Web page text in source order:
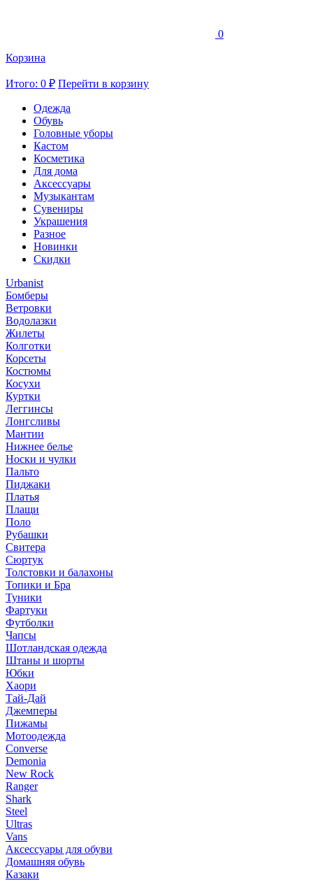
0
Корзина
Итого: 0 ₽ Перейти в корзину
Одежда
Обувь
Головные уборы
Кастом
Косметика
Для дома
Аксессуары
Музыкантам
Сувениры
Украшения
Разное
Новинки
Скидки
Urbanist
Бомберы
Ветровки
Водолазки
Жилеты
Колготки
Корсеты
Костюмы
Косухи
Куртки
Леггинсы
Лонгсливы
Мантии
Нижнее белье
Носки и чулки
Пальто
Пиджаки
Платья
Плащи
Поло
Рубашки
Свитера
Сюртук
Толстовки и балахоны
Топики и Бра
Туники
Фартуки
Футболки
Чапсы
Шотландская одежда
Штаны и шорты
Юбки
Хаори
Тай-Дай
Джемперы
Пижамы
Мотоодежда
Converse
Demonia
New Rock
Ranger
Shark
Steel
Ultras
Vans
Аксессуары для обуви
Домашняя обувь
Казаки